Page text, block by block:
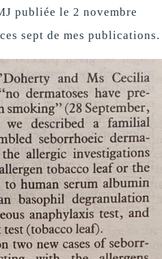
publiée le 2 novembre
sept de mes publications.